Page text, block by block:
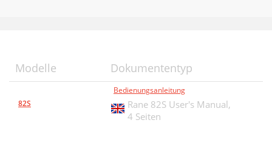
Modelle Dokumententyp
82S
Bedienungsanleitung
Rane 82S User's Manual,
4 Seiten